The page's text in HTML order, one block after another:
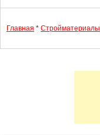
Главная * Стройматериалы